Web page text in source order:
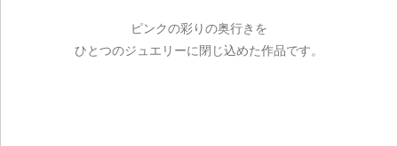
ピンクの彩りの奥行きを
ひとつのジュエリーに閉じ込めた作品です。